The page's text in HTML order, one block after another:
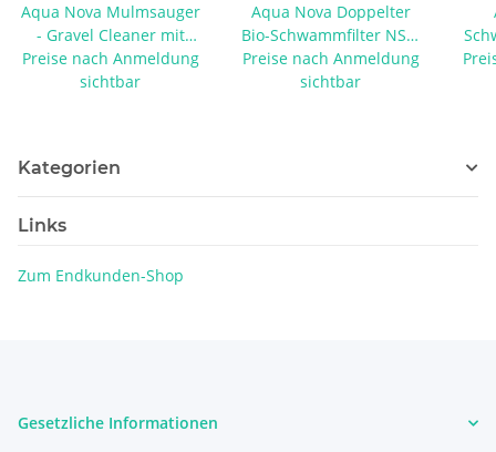
Aqua Nova Mulmsauger
- Gravel Cleaner mit
Ansaugpumpe M
Preise nach Anmeldung
sichtbar
Aqua Nova Doppelter
Bio-Schwammfilter NSF-
120L
Preise nach Anmeldung
sichtbar
Kategorien
Links
Zum Endkunden-Shop
Gesetzliche Informationen